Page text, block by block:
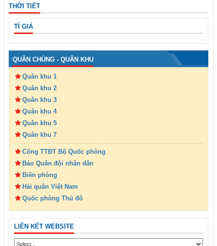
THỜI TIẾT
TỈ GIÁ
QUÂN CHỦNG - QUÂN KHU
Quân khu 1
Quân khu 2
Quân khu 3
Quân khu 4
Quân khu 5
Quân khu 7
Cổng TTĐT Bộ Quốc phòng
Báo Quân đội nhân dân
Biên phòng
Hải quân Việt Nam
Quốc phòng Thủ đô
LIÊN KẾT WEBSITE